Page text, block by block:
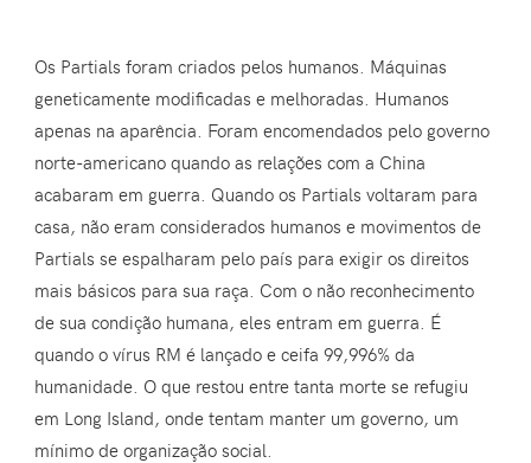
Os Partials foram criados pelos humanos. Máquinas
geneticamente modificadas e melhoradas. Humanos
apenas na aparência. Foram encomendados pelo governo
norte-americano quando as relações com a China
acabaram em guerra. Quando os Partials voltaram para
casa, não eram considerados humanos e movimentos de
Partials se espalharam pelo país para exigir os direitos
mais básicos para sua raça. Com o não reconhecimento
de sua condição humana, eles entram em guerra. É
quando o vírus RM é lançado e ceifa 99,996% da
humanidade. O que restou entre tanta morte se refugiu
em Long Island, onde tentam manter um governo, um
mínimo de organização social.